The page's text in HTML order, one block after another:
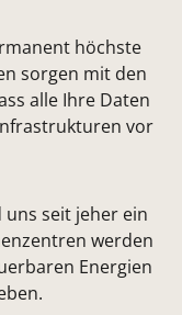
höchste
sorgen mit den
alle Ihre Daten
vor
seit jeher ein
werden
Energien